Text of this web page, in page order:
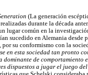
(La generación
durante la década
lugar común en la
sucedido en Alemania
su conformismo con la
en esta sociedad tan pronto
de comportamiento
dispuestos a jugar el juego